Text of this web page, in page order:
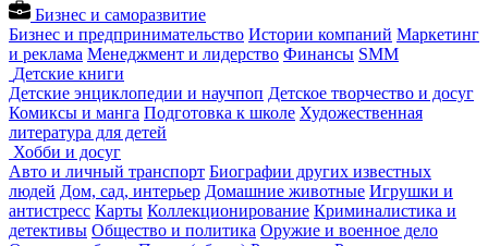
Бизнес и саморазвитие
Бизнес и предпринимательство Истории компаний Маркетинг
и реклама Менеджмент и лидерство Финансы SMM
Детские книги
Детские энциклопедии и научпоп Детское творчество и досуг
Комиксы и манга Подготовка к школе Художественная
литература для детей
Хобби и досуг
Авто и личный транспорт Биографии других известных
людей Дом, сад, интерьер Домашние животные Игрушки и
антистресс Карты Коллекционирование Криминалистика и
детективы Общество и политика Оружие и военное дело